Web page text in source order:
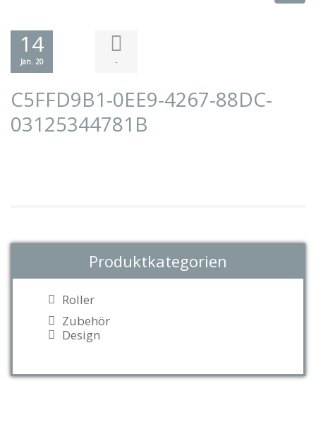
14
Jan. 20 -
C5FFD9B1-0EE9-4267-88DC-
03125344781B
Produktkategorien
Roller
Zubehör
Design